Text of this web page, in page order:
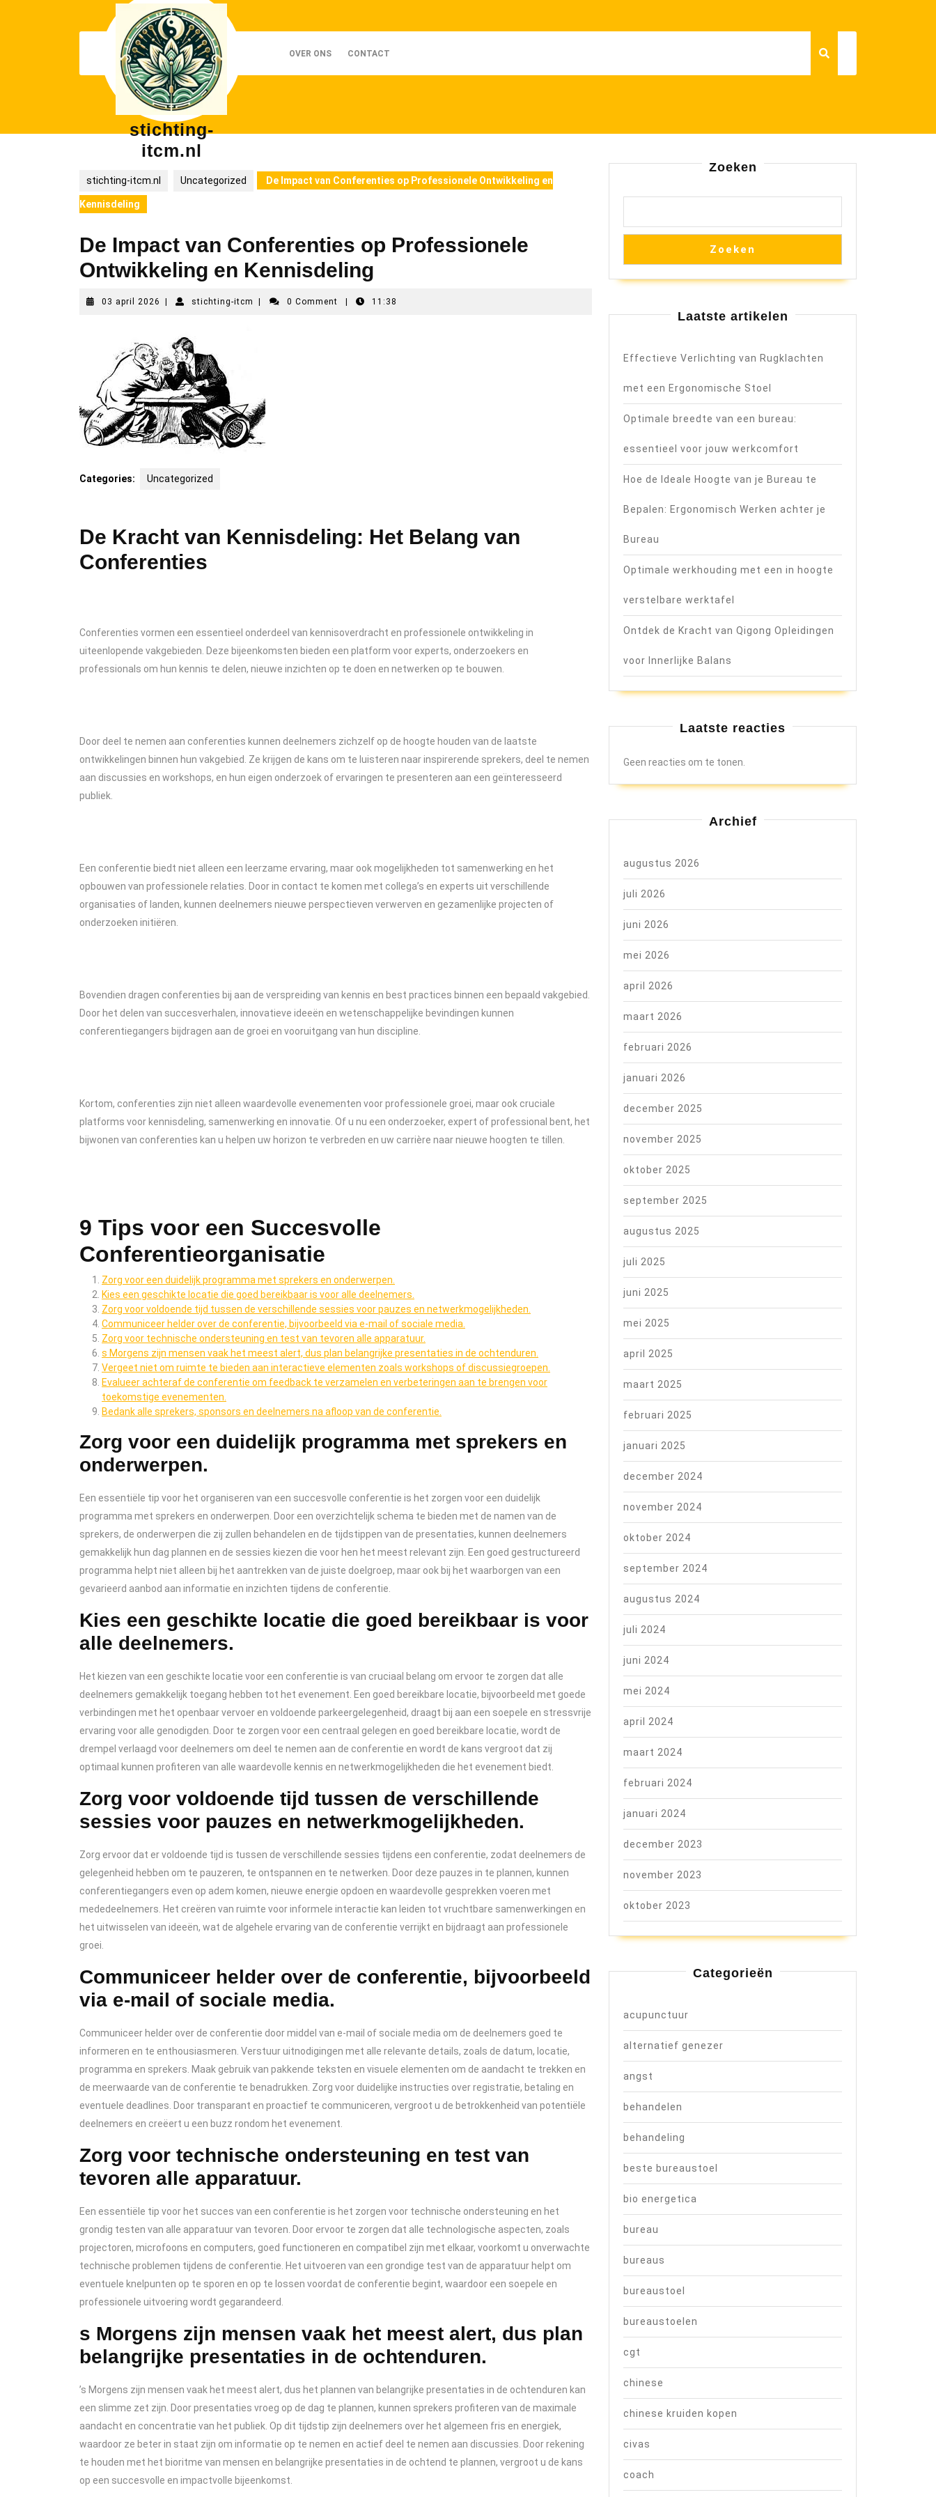
stichting-
itcm.nl
OVER ONS CONTACT
stichting-itcm.nl Uncategorized De Impact van Conferenties op Professionele Ontwikkeling en
Kennisdeling
De Impact van Conferenties op Professionele
Ontwikkeling en Kennisdeling
03 april 2026 03
stichting-itcm stichting-0 Comment 11:38
Categories: Uncategorized
De Kracht van Kennisdeling: Het Belang van
Conferenties
Conferenties vormen een essentieel onderdeel van kennisoverdracht en professionele ontwikkeling in
uiteenlopende vakgebieden. Deze bijeenkomsten bieden een platform voor experts, onderzoekers en
professionals om hun kennis te delen, nieuwe inzichten op te doen en netwerken op te bouwen.
Door deel te nemen aan conferenties kunnen deelnemers zichzelf op de hoogte houden van de laatste
ontwikkelingen binnen hun vakgebied. Ze krijgen de kans om te luisteren naar inspirerende sprekers, deel te nemen
aan discussies en workshops, en hun eigen onderzoek of ervaringen te presenteren aan een geïnteresseerd
publiek.
Een conferentie biedt niet alleen een leerzame ervaring, maar ook mogelijkheden tot samenwerking en het
opbouwen van professionele relaties. Door in contact te komen met collega’s en experts uit verschillende
organisaties of landen, kunnen deelnemers nieuwe perspectieven verwerven en gezamenlijke projecten of
onderzoeken initiëren.
Bovendien dragen conferenties bij aan de verspreiding van kennis en best practices binnen een bepaald vakgebied.
Door het delen van succesverhalen, innovatieve ideeën en wetenschappelijke bevindingen kunnen
conferentiegangers bijdragen aan de groei en vooruitgang van hun discipline.
Kortom, conferenties zijn niet alleen waardevolle evenementen voor professionele groei, maar ook cruciale
platforms voor kennisdeling, samenwerking en innovatie. Of u nu een onderzoeker, expert of professional bent, het
bijwonen van conferenties kan u helpen uw horizon te verbreden en uw carrière naar nieuwe hoogten te tillen.
9 Tips voor een Succesvolle
Conferentieorganisatie
Zorg voor een duidelijk programma met sprekers en onderwerpen.
Kies een geschikte locatie die goed bereikbaar is voor alle deelnemers.
Zorg voor voldoende tijd tussen de verschillende sessies voor pauzes en netwerkmogelijkheden.
Communiceer helder over de conferentie, bijvoorbeeld via e-mail of sociale media.
Zorg voor technische ondersteuning en test van tevoren alle apparatuur.
s Morgens zijn mensen vaak het meest alert, dus plan belangrijke presentaties in de ochtenduren.
Vergeet niet om ruimte te bieden aan interactieve elementen zoals workshops of discussiegroepen.
Evalueer achteraf de conferentie om feedback te verzamelen en verbeteringen aan te brengen voor
toekomstige evenementen.
Bedank alle sprekers, sponsors en deelnemers na afloop van de conferentie.
Zorg voor een duidelijk programma met sprekers en
onderwerpen.
Een essentiële tip voor het organiseren van een succesvolle conferentie is het zorgen voor een duidelijk
programma met sprekers en onderwerpen. Door een overzichtelijk schema te bieden met de namen van de
sprekers, de onderwerpen die zij zullen behandelen en de tijdstippen van de presentaties, kunnen deelnemers
gemakkelijk hun dag plannen en de sessies kiezen die voor hen het meest relevant zijn. Een goed gestructureerd
programma helpt niet alleen bij het aantrekken van de juiste doelgroep, maar ook bij het waarborgen van een
gevarieerd aanbod aan informatie en inzichten tijdens de conferentie.
Kies een geschikte locatie die goed bereikbaar is voor
alle deelnemers.
Het kiezen van een geschikte locatie voor een conferentie is van cruciaal belang om ervoor te zorgen dat alle
deelnemers gemakkelijk toegang hebben tot het evenement. Een goed bereikbare locatie, bijvoorbeeld met goede
verbindingen met het openbaar vervoer en voldoende parkeergelegenheid, draagt bij aan een soepele en stressvrije
ervaring voor alle genodigden. Door te zorgen voor een centraal gelegen en goed bereikbare locatie, wordt de
drempel verlaagd voor deelnemers om deel te nemen aan de conferentie en wordt de kans vergroot dat zij
optimaal kunnen profiteren van alle waardevolle kennis en netwerkmogelijkheden die het evenement biedt.
Zorg voor voldoende tijd tussen de verschillende
sessies voor pauzes en netwerkmogelijkheden.
Zorg ervoor dat er voldoende tijd is tussen de verschillende sessies tijdens een conferentie, zodat deelnemers de
gelegenheid hebben om te pauzeren, te ontspannen en te netwerken. Door deze pauzes in te plannen, kunnen
conferentiegangers even op adem komen, nieuwe energie opdoen en waardevolle gesprekken voeren met
mededeelnemers. Het creëren van ruimte voor informele interactie kan leiden tot vruchtbare samenwerkingen en
het uitwisselen van ideeën, wat de algehele ervaring van de conferentie verrijkt en bijdraagt aan professionele
groei.
Communiceer helder over de conferentie, bijvoorbeeld
via e-mail of sociale media.
Communiceer helder over de conferentie door middel van e-mail of sociale media om de deelnemers goed te
informeren en te enthousiasmeren. Verstuur uitnodigingen met alle relevante details, zoals de datum, locatie,
programma en sprekers. Maak gebruik van pakkende teksten en visuele elementen om de aandacht te trekken en
de meerwaarde van de conferentie te benadrukken. Zorg voor duidelijke instructies over registratie, betaling en
eventuele deadlines. Door transparant en proactief te communiceren, vergroot u de betrokkenheid van potentiële
deelnemers en creëert u een buzz rondom het evenement.
Zorg voor technische ondersteuning en test van
tevoren alle apparatuur.
Een essentiële tip voor het succes van een conferentie is het zorgen voor technische ondersteuning en het
grondig testen van alle apparatuur van tevoren. Door ervoor te zorgen dat alle technologische aspecten, zoals
projectoren, microfoons en computers, goed functioneren en compatibel zijn met elkaar, voorkomt u onverwachte
technische problemen tijdens de conferentie. Het uitvoeren van een grondige test van de apparatuur helpt om
eventuele knelpunten op te sporen en op te lossen voordat de conferentie begint, waardoor een soepele en
professionele uitvoering wordt gegarandeerd.
s Morgens zijn mensen vaak het meest alert, dus plan
belangrijke presentaties in de ochtenduren.
’s Morgens zijn mensen vaak het meest alert, dus het plannen van belangrijke presentaties in de ochtenduren kan
een slimme zet zijn. Door presentaties vroeg op de dag te plannen, kunnen sprekers profiteren van de maximale
aandacht en concentratie van het publiek. Op dit tijdstip zijn deelnemers over het algemeen fris en energiek,
waardoor ze beter in staat zijn om informatie op te nemen en actief deel te nemen aan discussies. Door rekening
te houden met het bioritme van mensen en belangrijke presentaties in de ochtend te plannen, vergroot u de kans
op een succesvolle en impactvolle bijeenkomst.
Zoeken
Zoeken
Laatste artikelen
Effectieve Verlichting van Rugklachten
met een Ergonomische Stoel
Optimale breedte van een bureau:
essentieel voor jouw werkcomfort
Hoe de Ideale Hoogte van je Bureau te
Bepalen: Ergonomisch Werken achter je
Bureau
Optimale werkhouding met een in hoogte
verstelbare werktafel
Ontdek de Kracht van Qigong Opleidingen
voor Innerlijke Balans
Laatste reacties
Geen reacties om te tonen.
Archief
augustus 2026
juli 2026
juni 2026
mei 2026
april 2026
maart 2026
februari 2026
januari 2026
december 2025
november 2025
oktober 2025
september 2025
augustus 2025
juli 2025
juni 2025
mei 2025
april 2025
maart 2025
februari 2025
januari 2025
december 2024
november 2024
oktober 2024
september 2024
augustus 2024
juli 2024
juni 2024
mei 2024
april 2024
maart 2024
februari 2024
januari 2024
december 2023
november 2023
oktober 2023
Categorieën
acupunctuur
alternatief genezer
angst
behandelen
behandeling
beste bureaustoel
bio energetica
bureau
bureaus
bureaustoel
bureaustoelen
cgt
chinese
chinese kruiden kopen
civas
coach